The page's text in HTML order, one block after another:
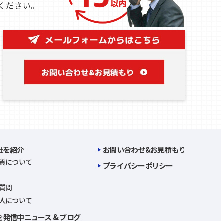
さい。
を紹介
について
問
について
発信中ニュース & ブログ
お問い合わせ&お見積もり
プライバシーポリシー